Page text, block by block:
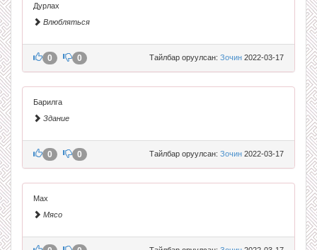
Дурлах
Влюбляться
Тайлбар оруулсан: Зочин 2022-03-17
0 0
Барилга
Здание
Тайлбар оруулсан: Зочин 2022-03-17
0 0
Мах
Мясо